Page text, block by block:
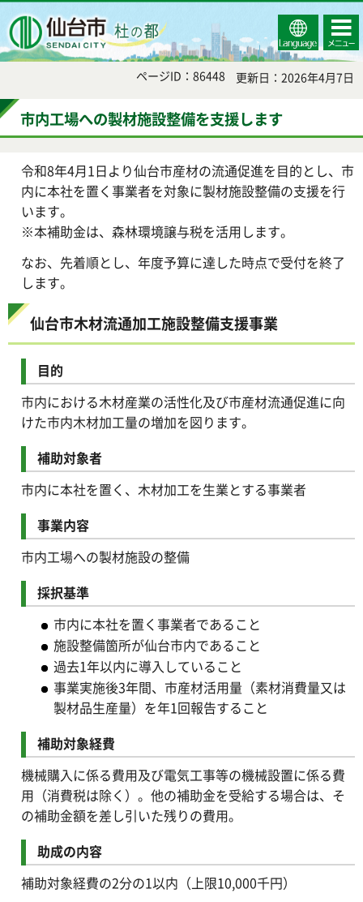
Select
Language
コンテ
ンツメ
ニュー
ページID：86448 更新日：2026年4月7日
市内工場への製材施設整備を支援します
令和8年4月1日より仙台市産材の流通促進を目的とし、市
内に本社を置く事業者を対象に製材施設整備の支援を行
います。
※本補助金は、森林環境譲与税を活用します。
なお、先着順とし、年度予算に達した時点で受付を終了
します。
仙台市木材流通加工施設整備支援事業
目的
市内における木材産業の活性化及び市産材流通促進に向
けた市内木材加工量の増加を図ります。
補助対象者
市内に本社を置く、木材加工を生業とする事業者
事業内容
市内工場への製材施設の整備
採択基準
市内に本社を置く事業者であること
施設整備箇所が仙台市内であること
過去1年以内に導入していること
事業実施後3年間、市産材活用量（素材消費量又は
製材品生産量）を年1回報告すること
補助対象経費
機械購入に係る費用及び電気工事等の機械設置に係る費
用（消費税は除く）。他の補助金を受給する場合は、そ
の補助金額を差し引いた残りの費用。
助成の内容
補助対象経費の2分の1以内（上限10,000千円）